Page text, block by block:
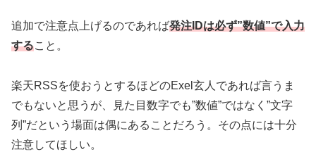
追加で注意点上げるのであれば発注IDは必ず”数値”で入力
すること。
楽天RSSを使おうとするほどのExel玄人であれば言うま
でもないと思うが、見た目数字でも”数値”ではなく”文字
列”だという場面は偶にあることだろう。その点には十分
注意してほしい。